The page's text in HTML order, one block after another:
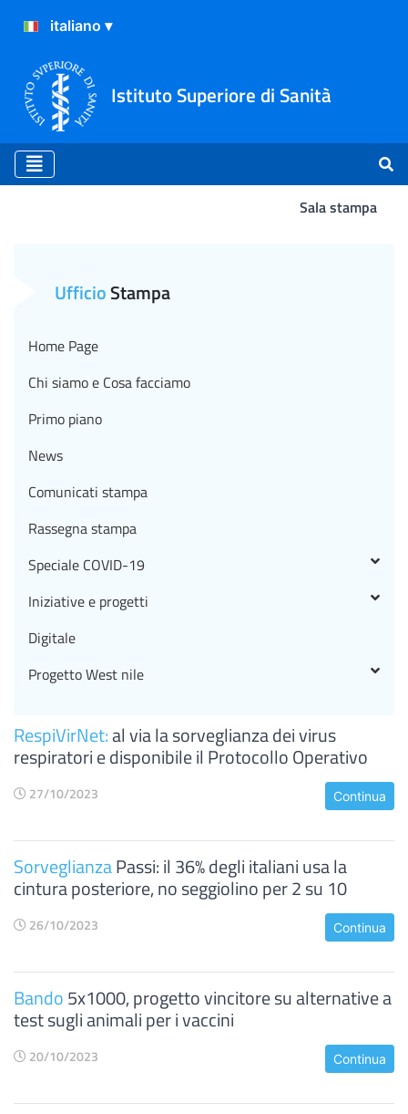
Istituto Superiore di Sanità
Sala stampa
RespiVirNet:al via la sorveglianza dei virus
respiratori e disponibile il Protocollo Operativo
27/10/2023 Continua
SorveglianzaPassi: il 36% degli italiani usa la
cintura posteriore, no seggiolino per 2 su 10
26/10/2023 Continua
Bando5x1000, progetto vincitore su alternative a
test sugli animali per i vaccini
20/10/2023 Continua
UfficioStampa
Home Page
Chi siamo e Cosa facciamo
Primo piano
News
Comunicati stampa
Rassegna stampa
Speciale COVID-19
Iniziative e progetti
Digitale
Progetto West nile